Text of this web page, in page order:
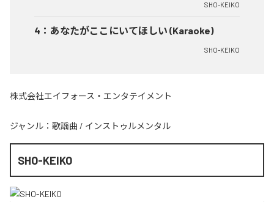
SHO-KEIKO
4 ： あなたがここにいてほしい (Karaoke)
SHO-KEIKO
株式会社エイフォース・エンタテイメント
ジャンル： 歌謡曲 / インストゥルメンタル
SHO-KEIKO